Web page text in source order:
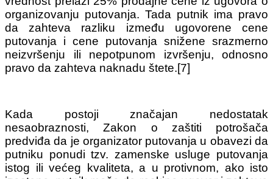
organizovanju putovanja. Tada putnik ima pravo
da zahteva razliku između ugovorene cene
putovanja i cene putovanja snižene srazmerno
neizvršenju ili nepotpunom izvršenju, odnosno
pravo da zahteva naknadu štete.[7]
Kada postoji značajan nedostatak
nesaobraznosti, Zakon o zaštiti potrošača
predviđa da je organizator putovanja u obavezi da
putniku ponudi tzv. zamenske usluge putovanja
istog ili većeg kvaliteta, a u protivnom, ako isto